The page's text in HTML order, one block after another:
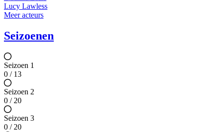
Lucy Lawless
Meer acteurs
Seizoenen
Seizoen 1
0 / 13
Seizoen 2
0 / 20
Seizoen 3
0 / 20